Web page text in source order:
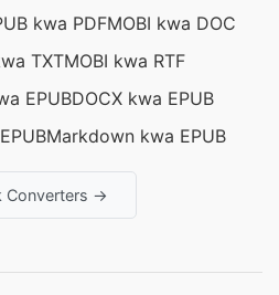
kwa PDFMOBI kwa DOC
TXTMOBI kwa RTF
EPUBDOCX kwa EPUB
Markdown kwa EPUB
Converters →